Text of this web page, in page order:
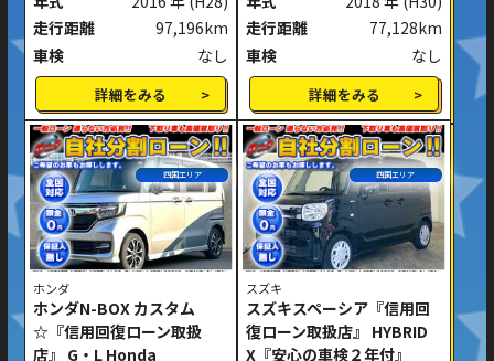
走行距離
97,196km
車検
なし
詳細をみる
走行距離
77,128km
車検
なし
詳細をみる
四国エリア
ホンダ
ホンダN-BOX カスタム
☆『信用回復ローン取扱
店』 G・L Honda
四国エリア
スズキ
スズキスペーシア『信用回
復ローン取扱店』 HYBRID
X『安心の車検２年付』